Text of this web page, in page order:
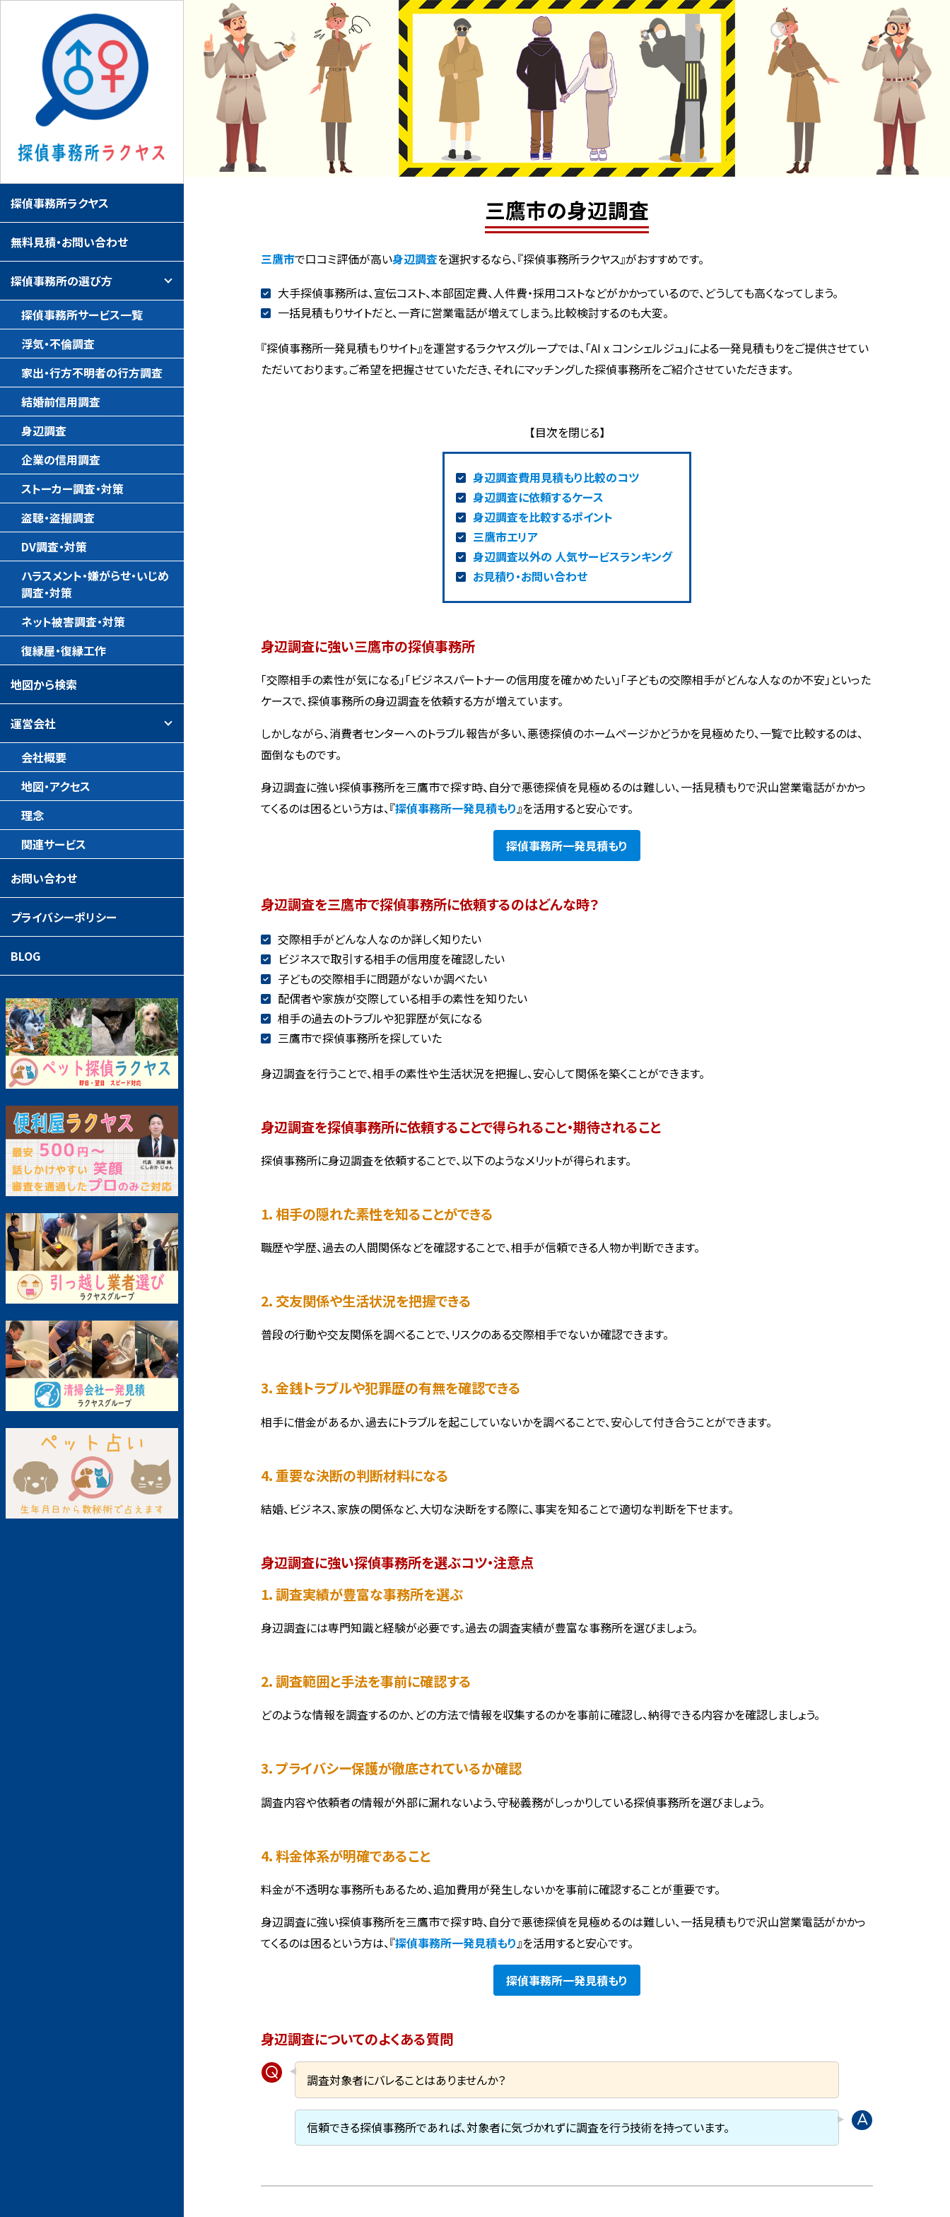
三鷹市の身辺調査
三鷹市で口コミ評価が高い身辺調査を選択するなら、『探偵事務所ラクヤス』がおすすめです。
大手探偵事務所は、宣伝コスト、本部固定費、人件費・採用コストなどがかかっているので、どうしても高くなってしまう。
一括見積もりサイトだと、一斉に営業電話が増えてしまう。比較検討するのも大変。
『探偵事務所一発見積もりサイト』を運営するラクヤスグループでは、「AI x コンシェルジュ」による一発見積もりをご提供させてい
ただいております。ご希望を把握させていただき、それにマッチングした探偵事務所をご紹介させていただきます。
身辺調査費用見積もり比較のコツ
身辺調査に依頼するケース
身辺調査を比較するポイント
三鷹市エリア
身辺調査以外の 人気サービスランキング
お見積り・お問い合わせ
身辺調査に強い三鷹市の探偵事務所
「交際相手の素性が気になる」「ビジネスパートナーの信用度を確かめたい」「子どもの交際相手がどんな人なのか不安」といった
ケースで、探偵事務所の身辺調査を依頼する方が増えています。
しかしながら、消費者センターへのトラブル報告が多い、悪徳探偵のホームページかどうかを見極めたり、一覧で比較するのは、
面倒なものです。
身辺調査に強い探偵事務所を三鷹市で探す時、自分で悪徳探偵を見極めるのは難しい、一括見積もりで沢山営業電話がかかっ
てくるのは困るという方は、『探偵事務所一発見積もり 』を活用すると安心です。
探偵事務所一発見積もり
身辺調査を三鷹市で探偵事務所に依頼するのはどんな時？
交際相手がどんな人なのか詳しく知りたい
ビジネスで取引する相手の信用度を確認したい
子どもの交際相手に問題がないか調べたい
配偶者や家族が交際している相手の素性を知りたい
相手の過去のトラブルや犯罪歴が気になる
三鷹市で探偵事務所を探していた
身辺調査を行うことで、相手の素性や生活状況を把握し、安心して関係を築くことができます。
身辺調査を探偵事務所に依頼することで得られること・期待されること
探偵事務所に身辺調査を依頼することで、以下のようなメリットが得られます。
1. 相手の隠れた素性を知ることができる
職歴や学歴、過去の人間関係などを確認することで、相手が信頼できる人物か判断できます。
2. 交友関係や生活状況を把握できる
普段の行動や交友関係を調べることで、リスクのある交際相手でないか確認できます。
3. 金銭トラブルや犯罪歴の有無を確認できる
相手に借金があるか、過去にトラブルを起こしていないかを調べることで、安心して付き合うことができます。
4. 重要な決断の判断材料になる
結婚、ビジネス、家族の関係など、大切な決断をする際に、事実を知ることで適切な判断を下せます。
身辺調査に強い探偵事務所を選ぶコツ・注意点
1. 調査実績が豊富な事務所を選ぶ
身辺調査には専門知識と経験が必要です。過去の調査実績が豊富な事務所を選びましょう。
2. 調査範囲と手法を事前に確認する
どのような情報を調査するのか、どの方法で情報を収集するのかを事前に確認し、納得できる内容かを確認しましょう。
3. プライバシー保護が徹底されているか確認
調査内容や依頼者の情報が外部に漏れないよう、守秘義務がしっかりしている探偵事務所を選びましょう。
4. 料金体系が明確であること
料金が不透明な事務所もあるため、追加費用が発生しないかを事前に確認することが重要です。
身辺調査に強い探偵事務所を三鷹市で探す時、自分で悪徳探偵を見極めるのは難しい、一括見積もりで沢山営業電話がかかっ
てくるのは困るという方は、『探偵事務所一発見積もり 』を活用すると安心です。
探偵事務所一発見積もり
身辺調査についてのよくある質問
調査対象者にバレることはありませんか？
信頼できる探偵事務所であれば、対象者に気づかれずに調査を行う技術を持っています。
探偵事務所ラクヤス
無料見積・お問い合わせ
探偵事務所の選び方
探偵事務所サービス一覧
浮気・不倫調査
家出・行方不明者の行方調査
結婚前信用調査
身辺調査
企業の信用調査
ストーカー調査・対策
盗聴・盗撮調査
DV調査・対策
ハラスメント・嫌がらせ・いじめ
調査・対策
ネット被害調査・対策
復縁屋・復縁工作
地図から検索
運営会社
会社概要
地図・アクセス
理念
関連サービス
お問い合わせ
プライバシーポリシー
BLOG